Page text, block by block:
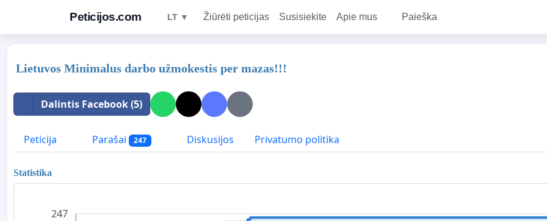
Peticijos.com LT ▼ Žiūrėti peticijas Susisiekite Apie mus Paieška
Lietuvos Minimalus darbo užmokestis per mazas!!!
Dalintis Facebook (5)
Peticija Parašai 247 Diskusijos Privatumo politika
Statistika
247